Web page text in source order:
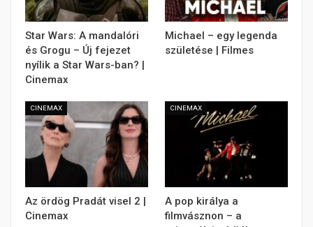
Star Wars: A mandalóri
és Grogu – Új fejezet
nyílik a Star Wars-ban? |
Cinemax
Michael – egy legenda
születése | Filmes
CINEMAX
Az ördög Pradát visel 2 |
Cinemax
CINEMAX
A pop királya a
filmvásznon – a